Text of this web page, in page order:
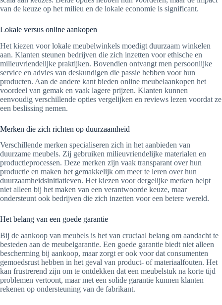
van de keuze op het milieu en de lokale economie is significant.
Lokale versus online aankopen
Het kiezen voor lokale meubelwinkels moedigt duurzaam winkelen
aan. Klanten steunen bedrijven die zich inzetten voor ethische en
milieuvriendelijke praktijken. Bovendien ontvangt men persoonlijke
service en advies van deskundigen die passie hebben voor hun
producten. Aan de andere kant bieden online meubelaankopen het
voordeel van gemak en vaak lagere prijzen. Klanten kunnen
eenvoudig verschillende opties vergelijken en reviews lezen voordat ze
een beslissing nemen.
Merken die zich richten op duurzaamheid
Verschillende merken specialiseren zich in het aanbieden van
duurzame meubels. Zij gebruiken milieuvriendelijke materialen en
productieprocessen. Deze merken zijn vaak transparant over hun
productie en maken het gemakkelijk om meer te leren over hun
duurzaamheidsinitiatieven. Het kiezen voor dergelijke merken helpt
niet alleen bij het maken van een verantwoorde keuze, maar
ondersteunt ook bedrijven die zich inzetten voor een betere wereld.
Het belang van een goede garantie
Bij de aankoop van meubels is het van cruciaal belang om aandacht te
besteden aan de meubelgarantie. Een goede garantie biedt niet alleen
bescherming bij aankoop, maar zorgt er ook voor dat consumenten
gemoedsrust hebben in het geval van product- of materiaalfouten. Het
kan frustrerend zijn om te ontdekken dat een meubelstuk na korte tijd
problemen vertoont, maar met een solide garantie kunnen klanten
rekenen op ondersteuning van de fabrikant.